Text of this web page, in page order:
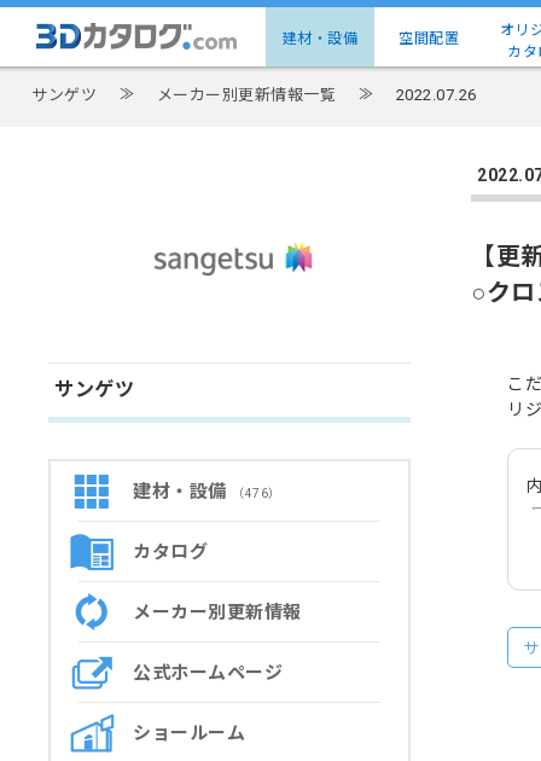
建材・設備 空間配置
オリ
カタ
サンゲツ ≫ メーカー別更新情報一覧 ≫ 2022.07.26
サンゲツ
建材・設備 （476）
カタログ
メーカー別更新情報
公式ホームページ
ショールーム
【更
○ク
こ
リ